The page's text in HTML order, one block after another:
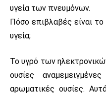
υγεία των πνευμόνων.
Πόσο επιβλαβές είναι το
υγεία;
Το υγρό των
ουσίες
αρωματικές ουσίες.